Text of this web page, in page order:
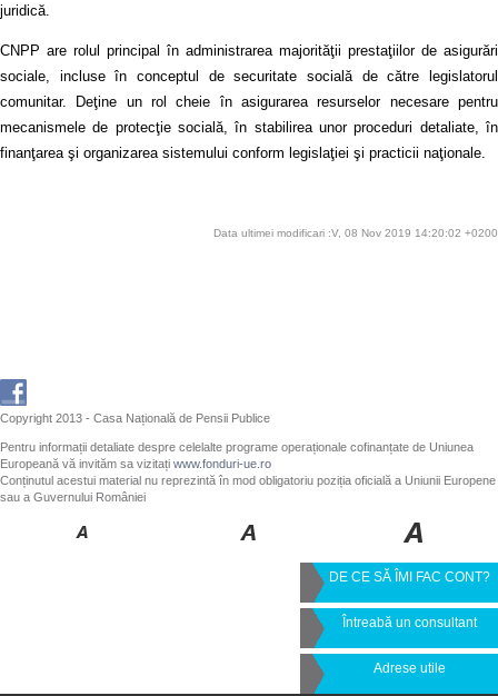
juridică.
CNPP are rolul principal în administrarea majorităţii prestaţiilor de asigurări
sociale, incluse în conceptul de securitate socială de către legislatorul
comunitar. Deţine un rol cheie în asigurarea resurselor necesare pentru
mecanismele de protecţie socială, în stabilirea unor proceduri detaliate, în
finanţarea şi organizarea sistemului conform legislaţiei şi practicii naţionale.
Data ultimei modificari :V, 08 Nov 2019 14:20:02 +0200
Copyright 2013 - Casa Națională de Pensii Publice
Pentru informații detaliate despre celelalte programe operaționale cofinanțate de Uniunea
Europeană vă invităm sa vizitați www.fonduri-ue.ro
Conținutul acestui material nu reprezintă în mod obligatoriu poziția oficială a Uniunii Europene
sau a Guvernului României
DE CE SĂ ÎMI FAC CONT?
Întreabă un consultant
Adrese utile